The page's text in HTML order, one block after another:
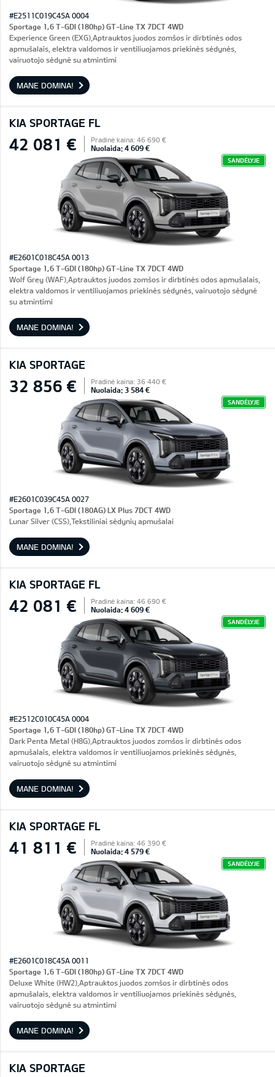
#E2511C019C45A 0004
Sportage 1,6 T-GDI (180hp) GT-Line TX 7DCT 4WD
Experience Green (EXG),Aptrauktos juodos zomšos ir dirbtinės odos
apmušalais, elektra valdomos ir ventiliuojamos priekinės sėdynės,
vairuotojo sėdynė su atmintimi
MANE DOMINA!
KIA SPORTAGE FL
42 081 € Pradinė kaina: 46 690 €
Nuolaida: 4 609 €
SANDĖLYJE
#E2601C018C45A 0013
Sportage 1,6 T-GDI (180hp) GT-Line TX 7DCT 4WD
Wolf Grey (WAF),Aptrauktos juodos zomšos ir dirbtinės odos apmušalais,
elektra valdomos ir ventiliuojamos priekinės sėdynės, vairuotojo sėdynė
su atmintimi
MANE DOMINA!
KIA SPORTAGE
32 856 € Pradinė kaina: 36 440 €
Nuolaida: 3 584 €
SANDĖLYJE
#E2601C039C45A 0027
Sportage 1,6 T-GDI (180AG) LX Plus 7DCT 4WD
Lunar Silver (CSS),Tekstiliniai sėdynių apmušalai
MANE DOMINA!
KIA SPORTAGE FL
42 081 € Pradinė kaina: 46 690 €
Nuolaida: 4 609 €
SANDĖLYJE
#E2512C010C45A 0004
Sportage 1,6 T-GDI (180hp) GT-Line TX 7DCT 4WD
Dark Penta Metal (H8G),Aptrauktos juodos zomšos ir dirbtinės odos
apmušalais, elektra valdomos ir ventiliuojamos priekinės sėdynės,
vairuotojo sėdynė su atmintimi
MANE DOMINA!
KIA SPORTAGE FL
41 811 € Pradinė kaina: 46 390 €
Nuolaida: 4 579 €
SANDĖLYJE
#E2601C018C45A 0011
Sportage 1,6 T-GDI (180hp) GT-Line TX 7DCT 4WD
Deluxe White (HW2),Aptrauktos juodos zomšos ir dirbtinės odos
apmušalais, elektra valdomos ir ventiliuojamos priekinės sėdynės,
vairuotojo sėdynė su atmintimi
MANE DOMINA!
KIA SPORTAGE